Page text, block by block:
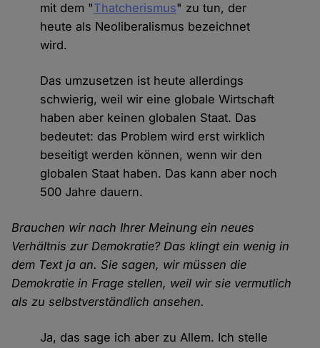
mit dem "Thatcherismus" zu tun, der
heute als Neoliberalismus bezeichnet
wird.
Das umzusetzen ist heute allerdings
schwierig, weil wir eine globale Wirtschaft
haben aber keinen globalen Staat. Das
bedeutet: das Problem wird erst wirklich
beseitigt werden können, wenn wir den
globalen Staat haben. Das kann aber noch
500 Jahre dauern.
Brauchen wir nach Ihrer Meinung ein neues
Verhältnis zur Demokratie? Das klingt ein wenig in
dem Text ja an. Sie sagen, wir müssen die
Demokratie in Frage stellen, weil wir sie vermutlich
als zu selbstverständlich ansehen.
Ja, das sage ich aber zu Allem. Ich stelle